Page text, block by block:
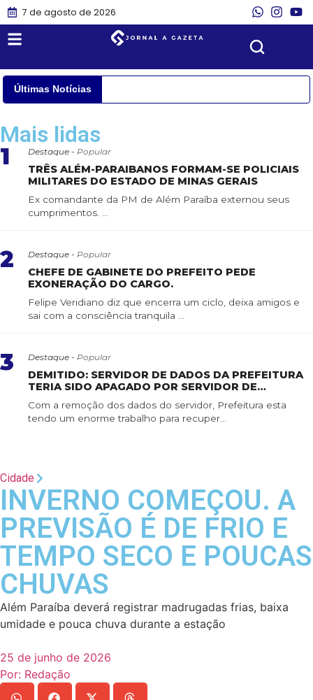
7 de agosto de 2026
Últimas Notícias
Mais lidas
1 Destaque - Popular
TRÊS ALÉM-PARAIBANOS FORMAM-SE POLICIAIS
MILITARES DO ESTADO DE MINAS GERAIS
Ex comandante da PM de Além Paraíba externou seus
cumprimentos. ...
2 Destaque - Popular
CHEFE DE GABINETE DO PREFEITO PEDE
EXONERAÇÃO DO CARGO.
Felipe Veridiano diz que encerra um ciclo, deixa amigos e
sai com a consciência tranquila ...
3 Destaque - Popular
DEMITIDO: SERVIDOR DE DADOS DA PREFEITURA
TERIA SIDO APAGADO POR SERVIDOR DE
CONFIANÇA
Com a remoção dos dados do servidor, Prefeitura esta
tendo um enorme trabalho para recuper...
Cidade
INVERNO COMEÇOU. A
PREVISÃO É DE FRIO E
TEMPO SECO E POUCAS
CHUVAS
Além Paraíba deverá registrar madrugadas frias, baixa
umidade e pouca chuva durante a estação
25 de junho de 2026
Por: Redação